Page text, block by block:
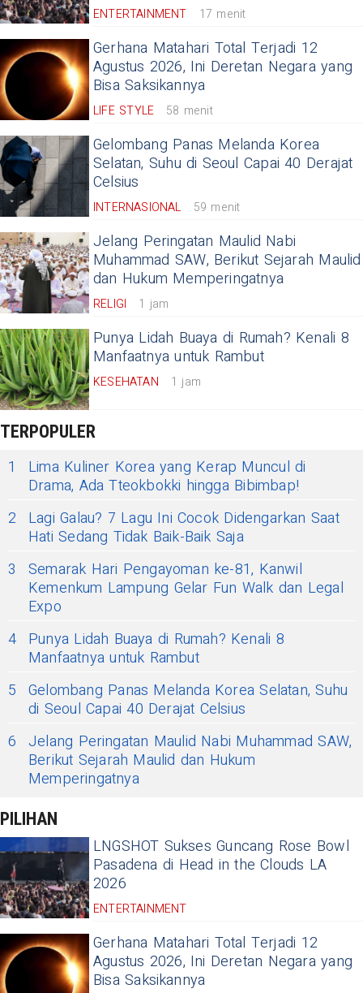
ENTERTAINMENT 17 menit
Gerhana Matahari Total Terjadi 12
Agustus 2026, Ini Deretan Negara yang
Bisa Saksikannya
LIFE STYLE 58 menit
Gelombang Panas Melanda Korea
Selatan, Suhu di Seoul Capai 40 Derajat
Celsius
INTERNASIONAL 59 menit
Jelang Peringatan Maulid Nabi
Muhammad SAW, Berikut Sejarah Maulid
dan Hukum Memperingatnya
RELIGI 1 jam
Punya Lidah Buaya di Rumah? Kenali 8
Manfaatnya untuk Rambut
KESEHATAN 1 jam
TERPOPULER
1
Lima Kuliner Korea yang Kerap Muncul di
Drama, Ada Tteokbokki hingga Bibimbap!
2
Lagi Galau? 7 Lagu Ini Cocok Didengarkan Saat
Hati Sedang Tidak Baik-Baik Saja
3
Semarak Hari Pengayoman ke-81, Kanwil
Kemenkum Lampung Gelar Fun Walk dan Legal
Expo
4 Punya Lidah Buaya di Rumah? Kenali 8
Manfaatnya untuk Rambut
5 Gelombang Panas Melanda Korea Selatan, Suhu
di Seoul Capai 40 Derajat Celsius
6 Jelang Peringatan Maulid Nabi Muhammad SAW,
Berikut Sejarah Maulid dan Hukum
Memperingatnya
PILIHAN
LNGSHOT Sukses Guncang Rose Bowl
Pasadena di Head in the Clouds LA
2026
ENTERTAINMENT
Gerhana Matahari Total Terjadi 12
Agustus 2026, Ini Deretan Negara yang
Bisa Saksikannya